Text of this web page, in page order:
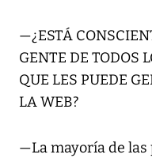
—¿ESTÁ
GENTE DE TODOS
QUE LES PUEDE
LA WEB?
—La mayoría de las